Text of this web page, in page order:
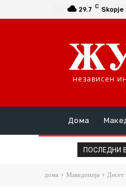
29.7 C Skopje
независен
Дома
ПОСЛЕДНИ
дома Македонија Десет